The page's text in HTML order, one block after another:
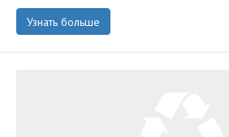
Узнать больше